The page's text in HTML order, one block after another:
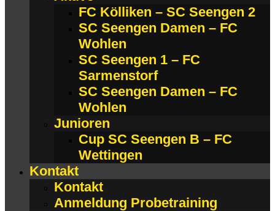
FC Kölliken – SC Seengen 2
SC Seengen Damen – FC
Wohlen
SC Seengen 1 – FC
Sarmenstorf
SC Seengen Damen – FC
Wohlen
Junioren
Cup SC Seengen B – FC
Wettingen
Kontakt
Kontakt
Anmeldung Probetraining